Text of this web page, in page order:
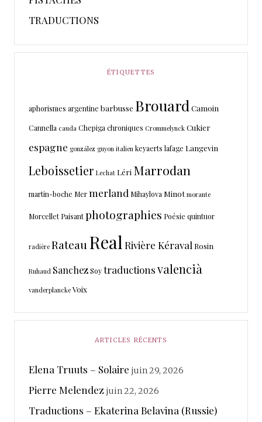
TRADUCTIONS
ÉTIQUETTES
aphorismes argentine barbusse Brouard Camoin
Cannella cauda Chepigachroniques Crommelynck Cukier
espagne gonzález guyon italien keyaerts lafage Langevin
Leboissetier Lechat Léri Marrodan
martin-boche Mermerland Mihaylova Minot morante
Morcellet Paisantphotographies Poésie quintuor
radière RateauReal Rivière Kéraval Rosin
Ruhaud SanchezSoytraductionsvalencià
vanderplancke Voix
ARTICLES RÉCENTS
Elena Truuts – Solaire juin 29, 2026
Pierre Melendez juin 22, 2026
Traductions – Ekaterina Belavina (Russie)